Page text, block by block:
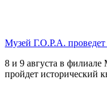
Музей Г.О.Р.А. проведет
8 и 9 августа в
пройдет исторический